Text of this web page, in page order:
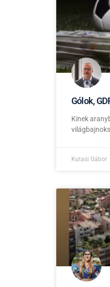
Gólok,
Kinek
Kutasi Gábor